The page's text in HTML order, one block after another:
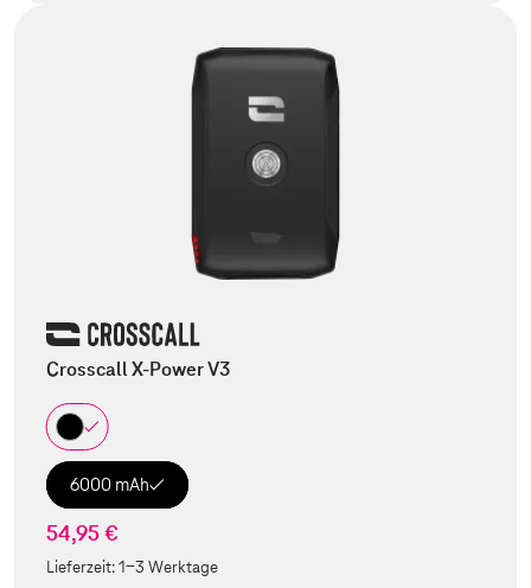
Crosscall X-Power V3
6000 mAh
54,95 €
Lieferzeit:1-3 Werktage